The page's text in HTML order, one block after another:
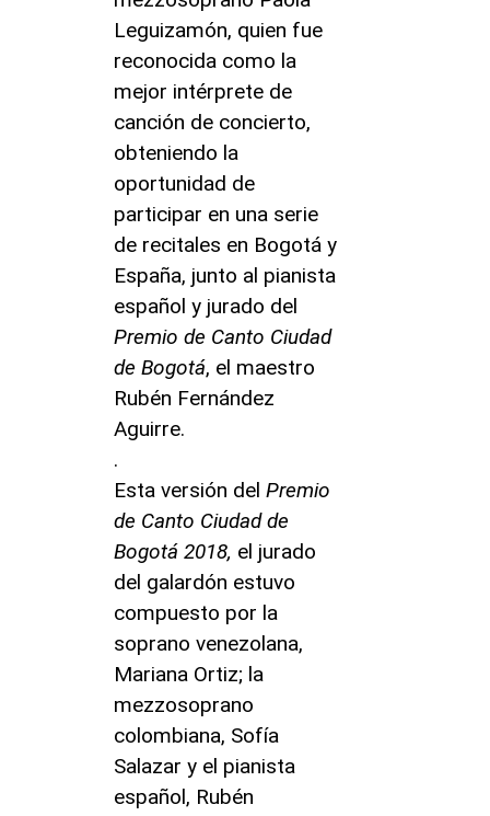
Leguizamón, quien fue
reconocida como la
mejor intérprete de
canción de concierto,
obteniendo la
oportunidad de
participar en una serie
de recitales en Bogotá y
España, junto al pianista
español y jurado del
Premio de Canto Ciudad
de Bogotá, el maestro
Rubén Fernández
Aguirre.
.
Esta versión del Premio
de Canto Ciudad de
Bogotá 2018, el jurado
del galardón estuvo
compuesto por la
soprano venezolana,
Mariana Ortiz; la
mezzosoprano
colombiana, Sofía
Salazar y el pianista
español, Rubén